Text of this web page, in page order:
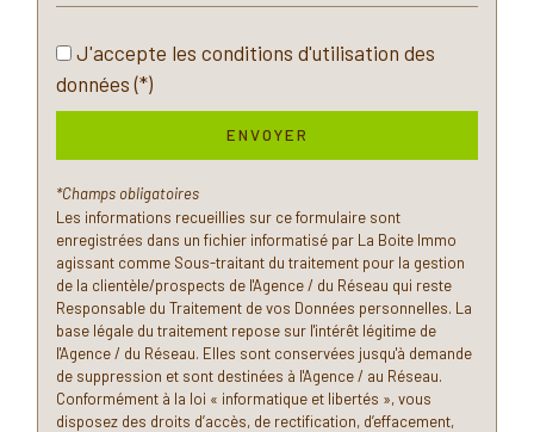
Propriétaires (vs. locataires)
36,52 %
Habitants de 25 à 55 ans
Habitants de plus de 55 ans
20,96 %
Nombre d'enfants par famille
Familles sans enfant
38,04 %
Familles avec 1 ou 2 enfants
Maisons
J'accepte les conditions d'utilisation des
données (*)
ENVOYER
*Champs obligatoires
Les informations recueillies sur ce formulaire sont
enregistrées dans un fichier informatisé par La Boite Immo
agissant comme Sous-traitant du traitement pour la gestion
de la clientèle/prospects de l'Agence / du Réseau qui reste
Responsable du Traitement de vos Données personnelles. La
base légale du traitement repose sur l'intérêt légitime de
l'Agence / du Réseau. Elles sont conservées jusqu'à demande
de suppression et sont destinées à l'Agence / au Réseau.
Conformément à la loi « informatique et libertés », vous
disposez des droits d’accès, de rectification, d’effacement,